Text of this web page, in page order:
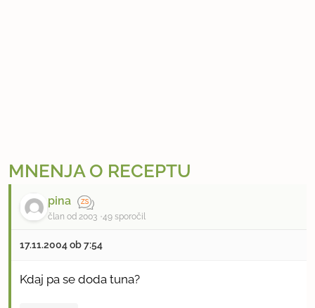
MNENJA O RECEPTU
pina
član od 2003 49 sporočil
17.11.2004 ob 7:54
Kdaj pa se doda tuna?